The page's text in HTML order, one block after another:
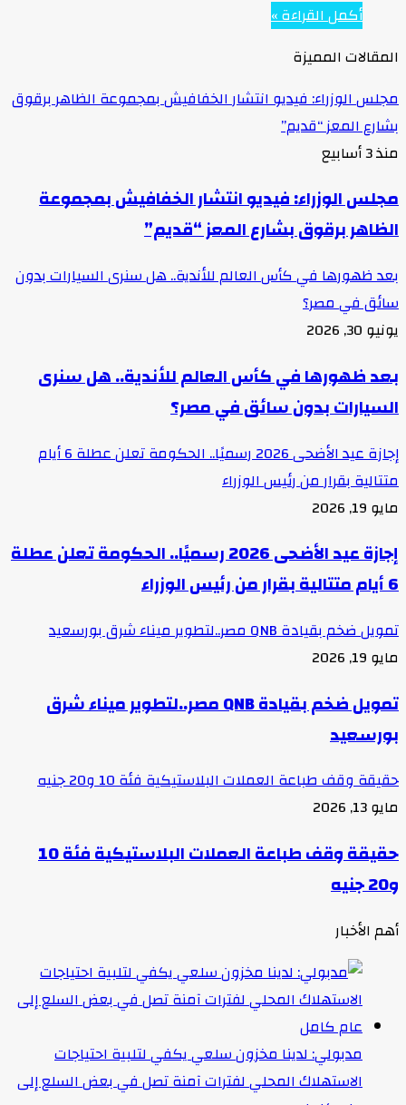
أكمل القراءة »
المقالات المميزة
مجلس الوزراء: فيديو انتشار الخفافيش بمجموعة الظاهر برقوق
بشارع المعز “قديم”
منذ 3 أسابيع
مجلس الوزراء: فيديو انتشار الخفافيش بمجموعة
الظاهر برقوق بشارع المعز “قديم”
بعد ظهورها في كأس العالم للأندية.. هل سنرى السيارات بدون
سائق في مصر؟
يونيو 30, 2026
بعد ظهورها في كأس العالم للأندية.. هل سنرى
السيارات بدون سائق في مصر؟
إجازة عيد الأضحى 2026 رسميًا.. الحكومة تعلن عطلة 6 أيام
متتالية بقرار من رئيس الوزراء
مايو 19, 2026
إجازة عيد الأضحى 2026 رسميًا.. الحكومة تعلن عطلة
6 أيام متتالية بقرار من رئيس الوزراء
تمويل ضخم بقيادة QNB مصر..لتطوير ميناء شرق بورسعيد
مايو 19, 2026
تمويل ضخم بقيادة QNB مصر..لتطوير ميناء شرق
بورسعيد
حقيقة وقف طباعة العملات البلاستيكية فئة 10 و20 جنيه
مايو 13, 2026
حقيقة وقف طباعة العملات البلاستيكية فئة 10
و20 جنيه
أهم الأخبار
مدبولي: لدينا مخزون سلعي يكفي لتلبية احتياجات
الاستهلاك المحلي لفترات آمنة تصل في بعض السلع إلى